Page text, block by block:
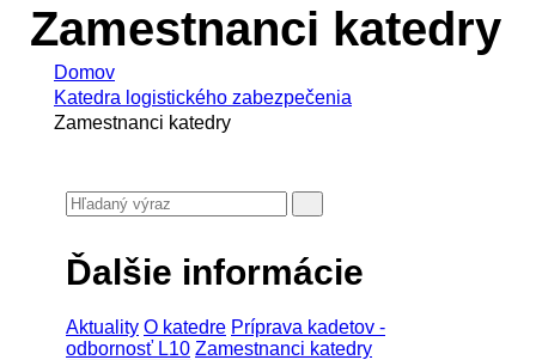
Zamestnanci katedry
Domov
Katedra logistického zabezpečenia
Zamestnanci katedry
Ďalšie informácie
Aktuality O katedre Príprava kadetov -
odbornosť L10 Zamestnanci katedry